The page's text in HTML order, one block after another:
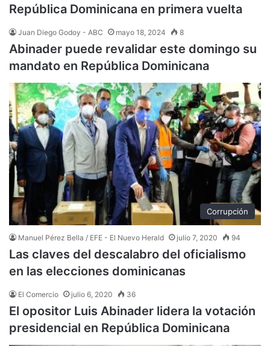
República Dominicana en primera vuelta
Juan Diego Godoy - ABC mayo 18, 2024 8
Abinader puede revalidar este domingo su
mandato en República Dominicana
Corrupción
Manuel Pérez Bella / EFE - El Nuevo Herald julio 7, 2020 94
Las claves del descalabro del oficialismo
en las elecciones dominicanas
El Comercio julio 6, 2020 36
El opositor Luis Abinader lidera la votación
presidencial en República Dominicana